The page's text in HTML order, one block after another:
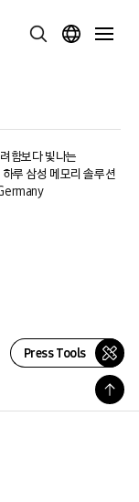
함보다 빛나는
루 삼성 메모리 솔루션
Press Tools